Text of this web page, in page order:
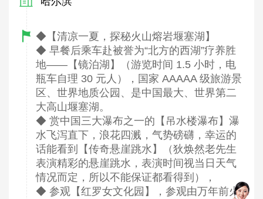
◆【清凉一夏，探秘火山熔岩堰塞湖】
◆ 早餐后乘车赴被誉为“北方的西湖”疗养胜
地——【镜泊湖】（游览时间 1.5 小时，电
瓶车自理 30 元人），国家 AAAAA 级旅游景
区、世界地质公园、是中国最大、世界第二
大高山堰塞湖。
◆ 赏中国三大瀑布之一的【吊水楼瀑布】瀑
水飞泻直下，浪花四溅，气势磅礴，幸运的
话能看到【传奇悬崖跳水】（狄焕然老先生
表演精彩的悬崖跳水，表演时间视当日天气
情况而定，所以不能保证都看得到），
◆ 参观【红罗女文化园】，参观由万年前火